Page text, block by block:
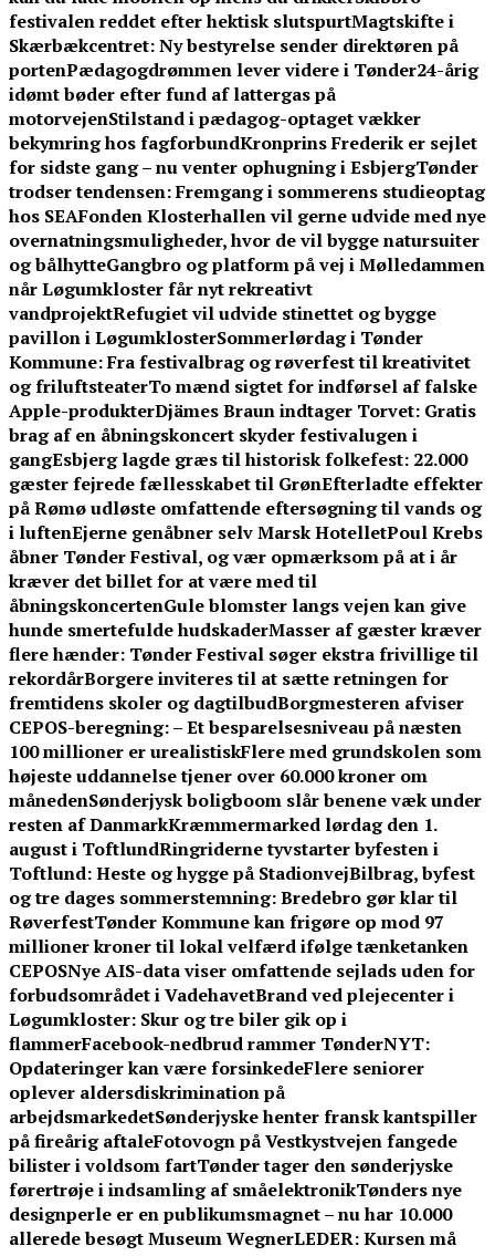
festivalen reddet efter hektisk slutspurtMagtskifte i
Skærbækcentret: Ny bestyrelse sender direktøren på
portenPædagogdrømmen lever videre i Tønder24-årig
idømt bøder efter fund af lattergas på
motorvejenStilstand i pædagog-optaget vækker
bekymring hos fagforbundKronprins Frederik er sejlet
for sidste gang – nu venter ophugning i EsbjergTønder
trodser tendensen: Fremgang i sommerens studieoptag
hos SEAFonden Klosterhallen vil gerne udvide med nye
overnatningsmuligheder, hvor de vil bygge natursuiter
og bålhytteGangbro og platform på vej i Mølledammen
når Løgumkloster får nyt rekreativt
vandprojektRefugiet vil udvide stinettet og bygge
pavillon i LøgumklosterSommerlørdag i Tønder
Kommune: Fra festivalbrag og røverfest til kreativitet
og friluftsteaterTo mænd sigtet for indførsel af falske
Apple-produkterDjämes Braun indtager Torvet: Gratis
brag af en åbningskoncert skyder festivalugen i
gangEsbjerg lagde græs til historisk folkefest: 22.000
gæster fejrede fællesskabet til GrønEfterladte effekter
på Rømø udløste omfattende eftersøgning til vands og
i luftenEjerne genåbner selv Marsk HotelletPoul Krebs
åbner Tønder Festival, og vær opmærksom på at i år
kræver det billet for at være med til
åbningskoncertenGule blomster langs vejen kan give
hunde smertefulde hudskaderMasser af gæster kræver
flere hænder: Tønder Festival søger ekstra frivillige til
rekordårBorgere inviteres til at sætte retningen for
fremtidens skoler og dagtilbudBorgmesteren afviser
CEPOS-beregning: – Et besparelsesniveau på næsten
100 millioner er urealistiskFlere med grundskolen som
højeste uddannelse tjener over 60.000 kroner om
månedenSønderjysk boligboom slår benene væk under
resten af DanmarkKræmmermarked lørdag den 1.
august i ToftlundRingriderne tyvstarter byfesten i
Toftlund: Heste og hygge på StadionvejBilbrag, byfest
og tre dages sommerstemning: Bredebro gør klar til
RøverfestTønder Kommune kan frigøre op mod 97
millioner kroner til lokal velfærd ifølge tænketanken
CEPOSNye AIS-data viser omfattende sejlads uden for
forbudsområdet i VadehavetBrand ved plejecenter i
Løgumkloster: Skur og tre biler gik op i
flammerFacebook-nedbrud rammer TønderNYT:
Opdateringer kan være forsinkedeFlere seniorer
oplever aldersdiskrimination på
arbejdsmarkedetSønderjyske henter fransk kantspiller
på fireårig aftaleFotovogn på Vestkystvejen fangede
bilister i voldsom fartTønder tager den sønderjyske
førertrøje i indsamling af småelektronikTønders nye
designperle er en publikumsmagnet – nu har 10.000
allerede besøgt Museum WegnerLEDER: Kursen må